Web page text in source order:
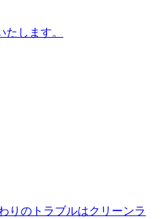
たします。
りのトラブルはクリーンラ